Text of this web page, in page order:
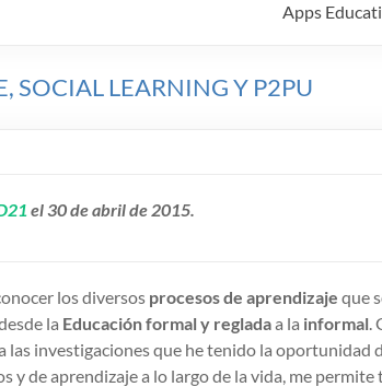
Apps
SOCIAL LEARNING Y P2PU
el 30 de abril de 2015.
los diversos procesos de aprendizaje que
la Educación formal y regladaa la informal.
las investigaciones que he tenido la oportunidad
de aprendizaje a lo largo de la vida, me permite